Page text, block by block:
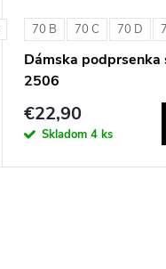
70 B 70 C 70 D
Dámska podprsenka
2506
€22,90
Skladom4 ks